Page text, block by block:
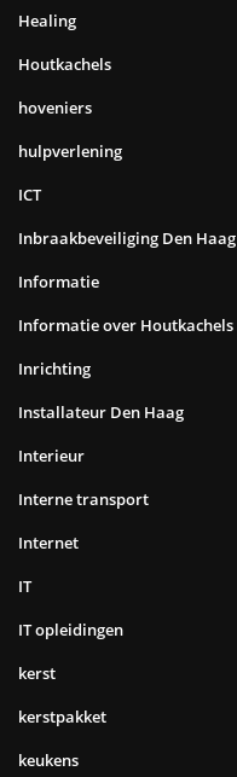
Healing
Houtkachels
hoveniers
hulpverlening
ICT
Inbraakbeveiliging Den Haag
Informatie
Informatie over Houtkachels
Inrichting
Installateur Den Haag
Interieur
Interne transport
Internet
IT
IT opleidingen
kerst
kerstpakket
keukens